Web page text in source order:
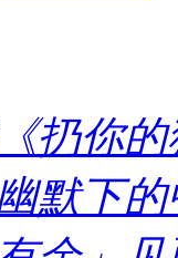
扔你
默下